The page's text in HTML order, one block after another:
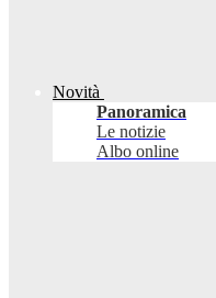
Novità
Panoramica
Le notizie
Albo online